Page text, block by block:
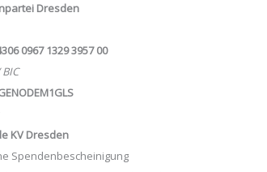
Dresden
0967 1329 3957 00
KV Dresden
Spendenbescheinigung